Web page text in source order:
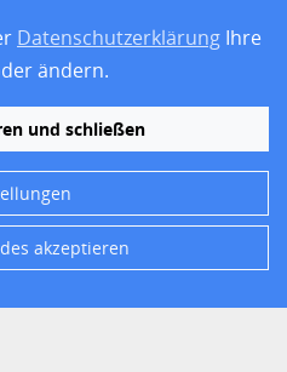
Datenschutzerklärung Ihre
ändern.
akzeptieren
und schließen